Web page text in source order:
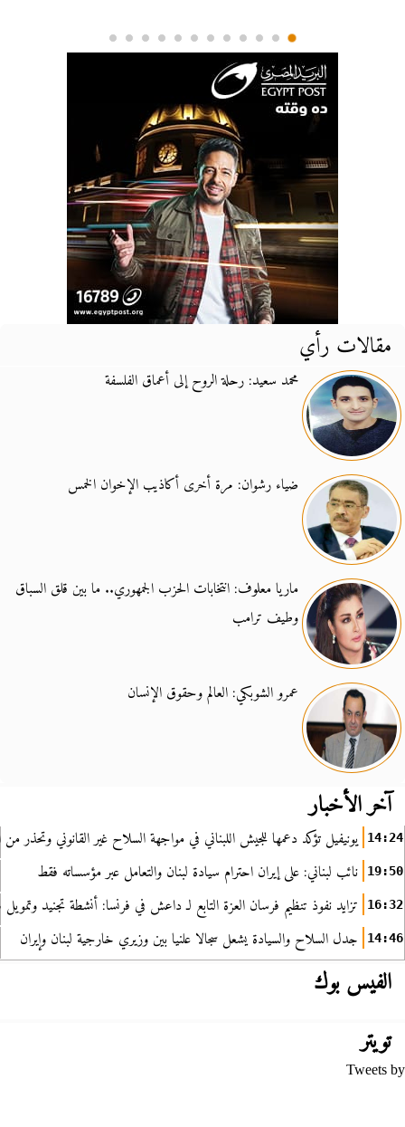
مقالات رأي
محمد سعيد: رحلة الروح إلى أعماق الفلسفة
ضياء رشوان: مرة أخرى أكاذيب الإخوان الخمس
ماريا معلوف: انتخابات الحزب الجمهوري.. ما بين قلق السباق
وطيف ترامب
عمرو الشوبكي: العالم وحقوق الإنسان
آخر الأخبار
14:24 يونيفيل تؤكد دعمها للجيش اللبناني في مواجهة السلاح غير القانوني وتحذر من
19:50 نائب لبناني: على إيران احترام سيادة لبنان والتعامل عبر مؤسساته فقط
16:32 تزايد نفوذ تنظيم فرسان العزة التابع لـ داعش في فرنسا: أنشطة تجنيد
14:46 جدل السلاح والسيادة يشعل سجالا علنيا بين وزيري خارجية لبنان وإيران
الفيس بوك
تويتر
Tweets by